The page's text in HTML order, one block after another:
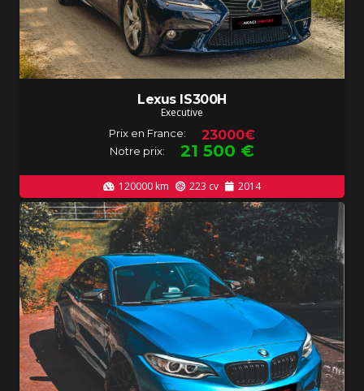
Lexus IS300H
Executive
Prix en France: 23000€
Notre prix: 21 500 €
120000 km 223 cv 2014